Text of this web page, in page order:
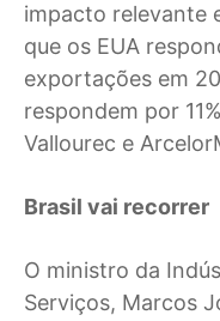
impacto relevante
que os EUA
exportações em
respondem por
Vallourec e
Brasil vai recorrer
O ministro da
Serviços, Marcos